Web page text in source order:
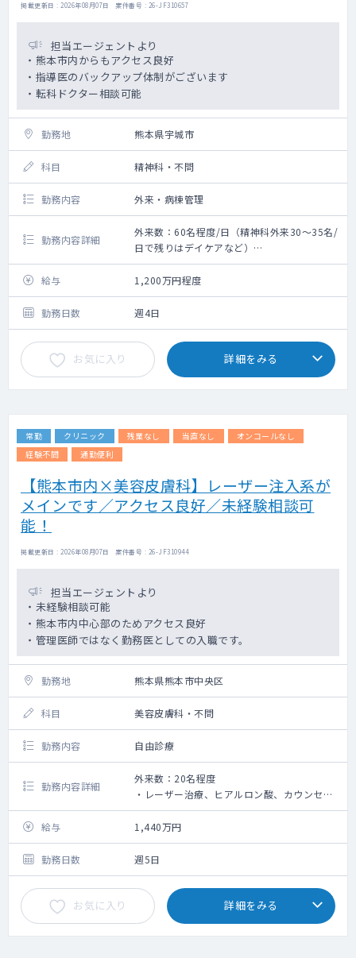
掲載更新日 : 2026年08月07日 案件番号 : 26-JF310657
担当エージェントより
・熊本市内からもアクセス良好
・指導医のバックアップ体制がございます
・転科ドクター相談可能
勤務地 熊本県宇城市
科目 精神科・不問
勤務内容 外来・病棟管理
勤務内容詳細
外来数：60名程度/日（精神科外来30～35名/
日で残りはデイケアなど）
救急搬入数：なし
〇外来・病棟の対応
〇うつ病、認知症の患者の割合が高いです
（アルコール依存症も稀にいます）
〇指導医のサポート体制がございます。
給与 1,200万円程度
勤務日数 週4日
お気に入り 詳細をみる
常勤 クリニック 残業なし 当直なし
オンコールなし
経験不問
通勤便利
【熊本市内×美容皮膚科】レーザー注入系が
メインです／アクセス良好／未経験相談可
能！
掲載更新日 : 2026年08月07日 案件番号 : 26-JF310944
担当エージェントより
・未経験相談可能
・熊本市内中心部のためアクセス良好
・管理医師ではなく勤務医としての入職です。
勤務地 熊本県熊本市中央区
科目 美容皮膚科・不問
勤務内容 自由診療
勤務内容詳細
外来数：20名程度
・レーザー治療、ヒアルロン酸、カウンセリ
ング等の勤務です。
・未経験相談可能（研修あり）
・完全予約制
給与 1,440万円
勤務日数 週5日
お気に入り 詳細をみる